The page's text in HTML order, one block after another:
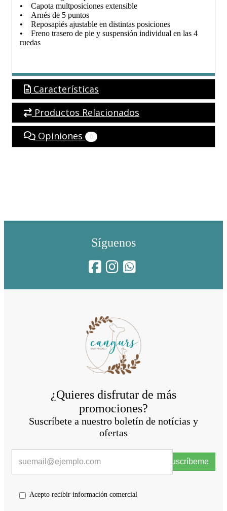
• Capota multposiciones extensible
• Arnés de 5 puntos
• Reposapiés ajustable en distintas posiciones
• Freno trasero de pie y suspensión individual en las 4
ruedas
Características
Productos Relacionados
Opiniones
0
Síguenos
¿Quieres disfrutar de más
promociones?
Suscríbete a nuestro boletín de notícias y
ofertas
Suscríbeme
Acepto recibir información comercial